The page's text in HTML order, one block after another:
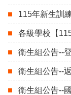
115年新生訓
各級學校【
衛生組公告--
衛生組公告--
衛生組公告--